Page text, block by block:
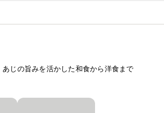
じの旨みを活かした和食から洋食まで